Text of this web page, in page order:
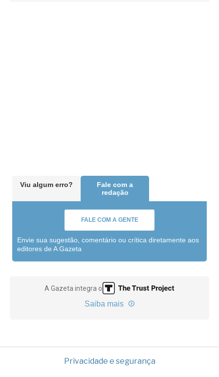
Viu algum erro?
Fale com a
redação
FALE COM A GENTE
Envie sua sugestão, comentário ou crítica diretamente aos
editores de A Gazeta
A Gazeta integra o
Saiba mais
Privacidade e segurança